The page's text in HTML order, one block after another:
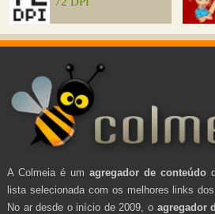
A Colmeia é um agregador de conteúdo
lista selecionada com os melhores links
No ar desde o início de 2009, o agregador